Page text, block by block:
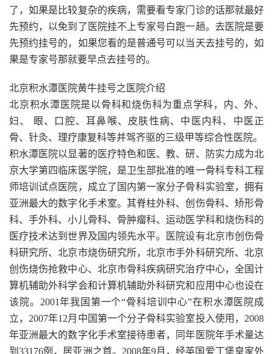
了，如果是比较复杂的疾病，需要看专家门诊的话那就最好
先预约，以免到了医院挂不上专家号白跑一趟。去医院是要
先预约挂号的，如果您看的是普通号可以当天去挂号的，如
果是专家号那就要早点去挂号的。
北京积水潭医院黄牛挂号之医院介绍
北京积水潭医院是以骨科和烧伤科为重点学科，内、外、
妇、 眼、口腔、耳鼻喉、皮肤性病、中医内科、中医正
骨、针灸、理疗康复科等并驾齐驱的三级甲等综合性医院。
积水潭医院以显著的医疗特色和医、教、研、防实力成为北
京大学第四临床医学院，是卫生部批准的唯一骨科专科工程
师培训试点医院，成立了国内第一家分子骨科实验室，拥有
亚洲最大的数字化手术室。其脊柱外科、创伤骨科、矫形骨
科、手外科、小儿骨科、骨肿瘤科、运动医学科和烧伤科的
医疗技术达到世界及国内领先水平。医院设有北京市创伤骨
科研究所、北京市烧伤研究所，北京市手外科研究所、北京
创伤烧伤抢救中心、北京市骨科疾病研究治疗中心，全国计
算机辅助外科学会和计算机辅助外科研究和应用中心也设在
该院。2001年我国第一个“骨科培训中心”在积水潭医院成
立，2007年12月中国第一个分子骨科实验室投入使用，2008
年亚洲最大的数字化手术室接待患者，同年医院年手术量达
到33176例，居亚洲之首。2008年9月，经英国爱丁堡皇家外